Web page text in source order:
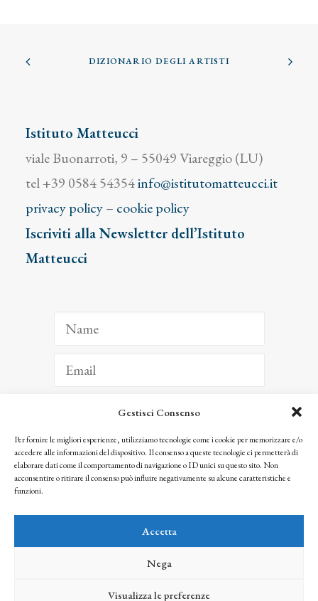
Gestisci Consenso
Per fornire le migliori esperienze, utilizziamo tecnologie come i cookie per memorizzare e/o
accedere alle informazioni del dispositivo. Il consenso a queste tecnologie ci permetterà di
elaborare dati come il comportamento di navigazione o ID unici su questo sito. Non
acconsentire o ritirare il consenso può influire negativamente su alcune caratteristiche e
funzioni.
Accetta
Nega
Visualizza le preferenze
DIZIONARIO DEGLI ARTISTI
Istituto Matteucci
viale Buonarroti, 9 – 55049 Viareggio (LU)
tel +39 0584 54354info@istitutomatteucci.it
privacy policy– cookie policy
Iscriviti alla Newsletter dell’Istituto
Matteucci
ISCRIVITI
Facendo clic per iscriverti, riconosci che le tue informazioni saranno trattate
seguendo la nostra Privacy Policy
© 2025 Istituto Matteucci. All right reserved
l’autorizzazione scritta dei proprietari dei diritti e dell’Istituto Matteucci